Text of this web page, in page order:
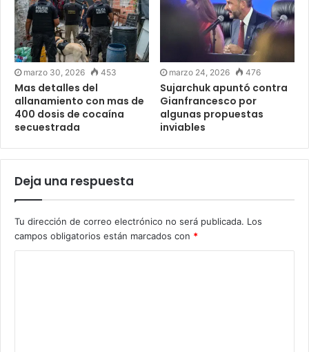
marzo 30, 2026 453
Mas detalles del
allanamiento con mas de
400 dosis de cocaína
secuestrada
marzo 24, 2026 476
Sujarchuk apuntó contra
Gianfrancesco por
algunas propuestas
inviables
Deja una respuesta
Tu dirección de correo electrónico no será publicada. Los
campos obligatorios están marcados con *